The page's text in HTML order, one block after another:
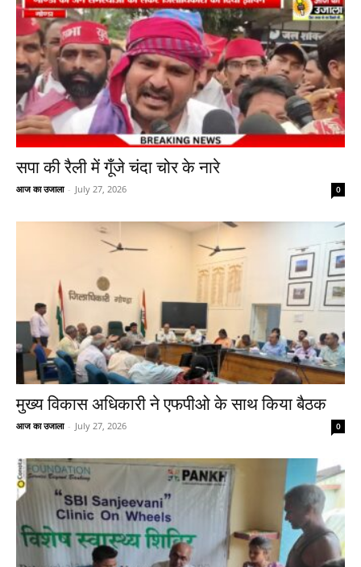
सपा की रैली में गूँजे चंदा चोर के नारे
आज का उजाला - July 27, 2026 0
मुख्य विकास अधिकारी ने एफपीओ के साथ किया बैठक
आज का उजाला - July 27, 2026 0